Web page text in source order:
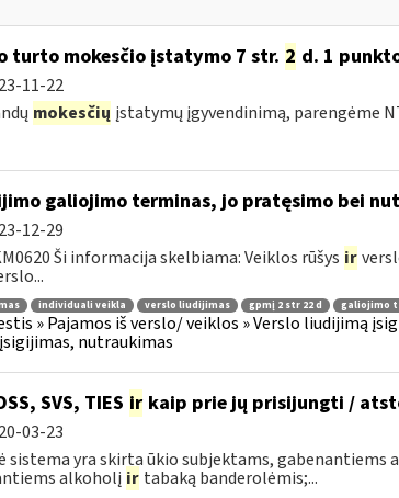
turto mokesčio įstatymo 7 str. 2 d. 1
11-22
mokesčių įstatymų įgyvendinimą, parengėme
galiojimo terminas, jo pratęsimo bei
12-29
Ši informacija skelbiama: Veiklos rūšys ir
individuali veikla verslo liudijimas gpmį 2 str 22 d galiojimo
» Pajamos iš verslo/ veiklos » Verslo liudijimą
nutraukimas
SVS, TIES irkaip prie jų prisijungti /
03-23
sistema yra skirta ūkio subjektams, gabenantiems
alkoholį ir tabaką banderolėmis;...